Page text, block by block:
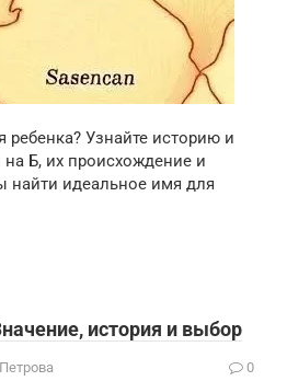
ребенка? Узнайте историю и
Б, их происхождение и
найти идеальное имя для
история и выбор
0